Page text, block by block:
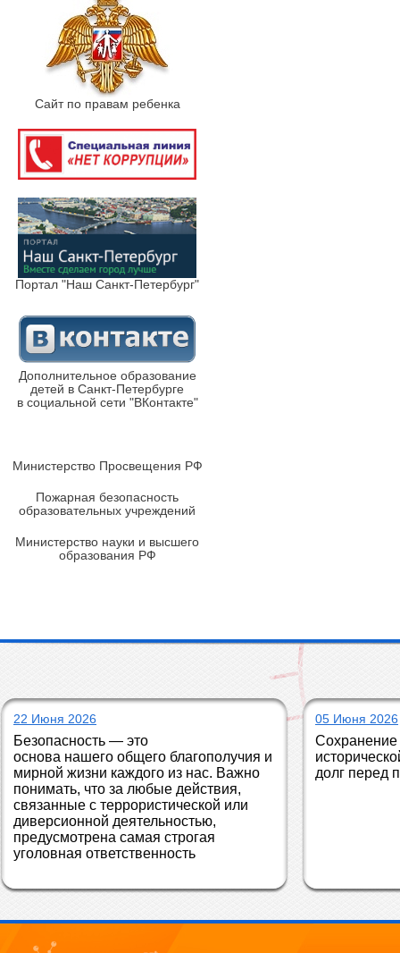
Сайт по правам ребенка
Портал "Наш Санкт-Петербург"
Дополнительное образование
детей в Санкт-Петербурге
в социальной сети "ВКонтакте"
Министерство Просвещения РФ
Пожарная безопасность
образовательных учреждений
Министерство науки и высшего
образования РФ
22 Июня 2026
Безопасность — это
основа нашего общего благополучия и
мирной жизни каждого из нас. Важно
понимать, что за любые действия,
связанные с террористической или
диверсионной деятельностью,
предусмотрена самая строгая
уголовная ответственность
05 Июня 2026
Сохранение
долг перед